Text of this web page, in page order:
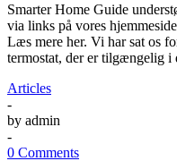
Smarter Home Guide
via links på vores
Læs mere her. Vi har sat os
termostat, der er tilgængelig i
Articles
-
by admin
-
0 Comments